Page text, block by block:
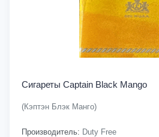
Сигареты Captain Black Mango
(Кэптэн Блэк Манго)
Производитель: Duty Free